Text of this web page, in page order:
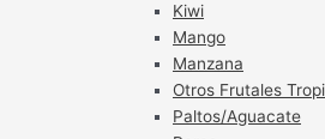
Kiwi
Mango
Manzana
Otros Frutales
Paltos/Aguacate